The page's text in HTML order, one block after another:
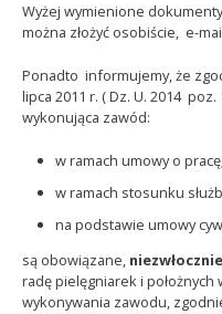
Wyżej wymienione
można złożyć osobiście, e-
Ponadto informujemy, że
lipca 2011 r. ( Dz. U. 2014 poz.
wykonująca zawód:
w ramach umowy o pracę;
w ramach stosunku
na podstawie umowy
są obowiązane, niezwłocznie
radę pielęgniarek i położnych
wykonywania zawodu,